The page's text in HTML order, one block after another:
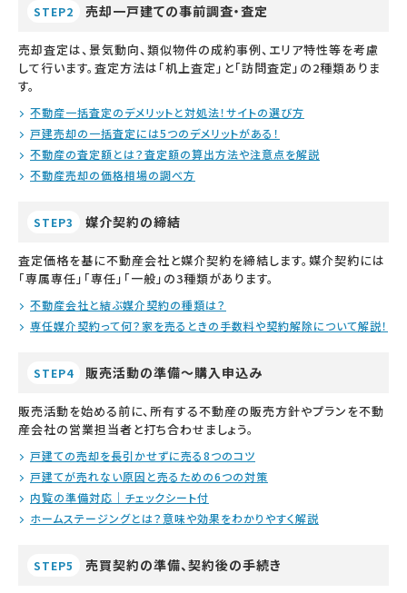
STEP2 売却一戸建ての事前調査・査定
売却査定は、景気動向、類似物件の成約事例、エリア特性等を考慮
して行います。査定方法は「机上査定」と「訪問査定」の2種類ありま
す。
不動産一括査定のデメリットと対処法！サイトの選び方
戸建売却の一括査定には5つのデメリットがある！
不動産の査定額とは？査定額の算出方法や注意点を解説
不動産売却の価格相場の調べ方
STEP3 媒介契約の締結
査定価格を基に不動産会社と媒介契約を締結します。媒介契約には
「専属専任」「専任」「一般」の3種類があります。
不動産会社と結ぶ媒介契約の種類は？
専任媒介契約って何？家を売るときの手数料や契約解除について解説！
STEP4 販売活動の準備～購入申込み
販売活動を始める前に、所有する不動産の販売方針やプランを不動
産会社の営業担当者と打ち合わせましょう。
戸建ての売却を長引かせずに売る8つのコツ
戸建てが売れない原因と売るための6つの対策
内覧の準備対応｜チェックシート付
ホームステージングとは？意味や効果をわかりやすく解説
STEP5 売買契約の準備、契約後の手続き